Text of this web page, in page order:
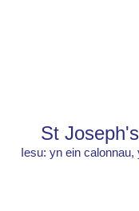
St
Iesu: yn ein